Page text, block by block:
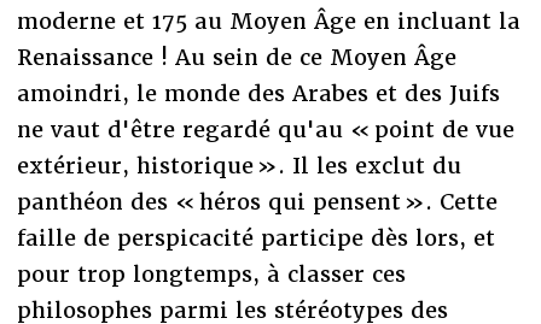
moderne et 175 au Moyen Âge en incluant la
Renaissance ! Au sein de ce Moyen Âge
amoindri, le monde des Arabes et des Juifs
ne vaut d'être regardé qu'au « point de vue
extérieur, historique ». Il les exclut du
panthéon des « héros qui pensent ». Cette
faille de perspicacité participe dès lors, et
pour trop longtemps, à classer ces
philosophes parmi les stéréotypes des